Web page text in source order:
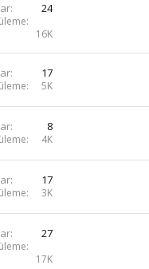
24
16K
17
5K
8
4K
17
3K
27
17K